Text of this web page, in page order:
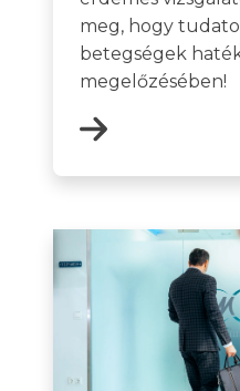
meg, hogy
betegségek
megelőzésében!